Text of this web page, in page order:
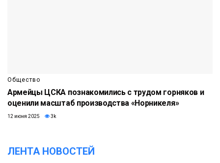
Общество
Армейцы ЦСКА познакомились с трудом горняков и
оценили масштаб производства «Норникеля»
12 июня 2025 3k
ЛЕНТА НОВОСТЕЙ